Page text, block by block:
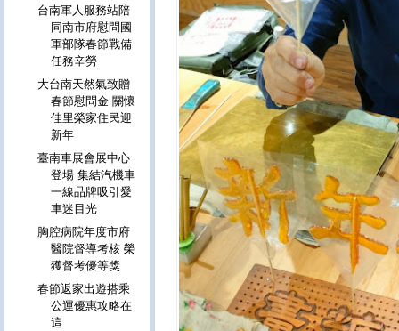
台南軍人服務站陪
同南市府慰問國
軍部隊春節戰備
任務辛勞
大台南天然氣致贈
春節慰問金 關懷
佳里榮家住民迎
新年
臺南車展會展中心
登場 集結汽機車
一線品牌吸引愛
車迷目光
胸腔病院年度市府
醫院督導考核 榮
獲督考優等獎
春節返家出遊搭乘
公運優惠攻略在
這